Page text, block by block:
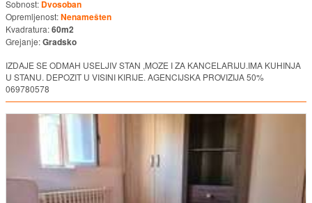
Sobnost: Dvosoban
Opremljenost:Nenamešten
Kvadratura:60m2
Grejanje:Gradsko
IZDAJE SE ODMAH USELJIV STAN ,MOZE I ZA KANCELARIJU.IMA KUHINJA
U STANU. DEPOZIT U VISINI KIRIJE. AGENCIJSKA PROVIZIJA 50%
069780578